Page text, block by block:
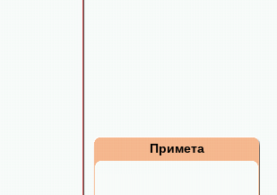
Примета